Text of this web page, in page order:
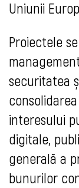
Uniunii
Proiectele
securitatea
interesului
digitale,
generală a
bunurilor